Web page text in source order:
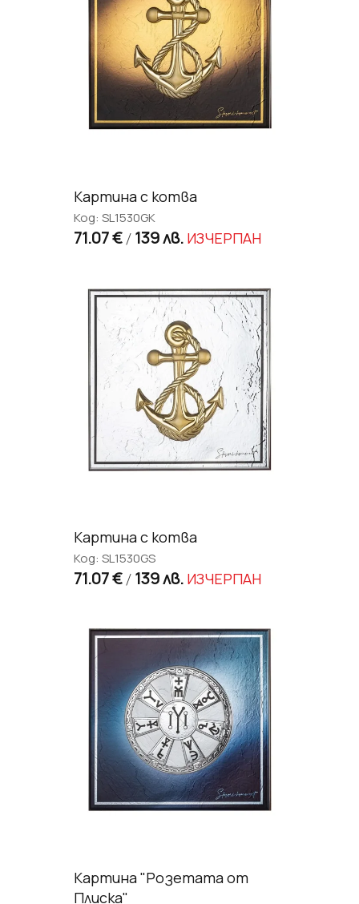
Картина с котва
Код: SL1530GK
71.07 €/ 139 лв. ИЗЧЕРПАН
Картина с котва
Код: SL1530GS
71.07 €/ 139 лв. ИЗЧЕРПАН
Картина "Розетата от
Плиска"